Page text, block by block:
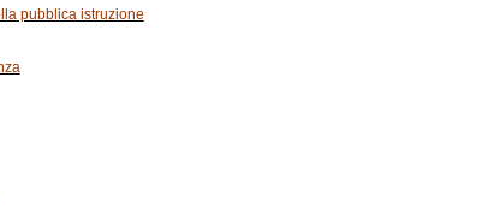
pubblica istruzione